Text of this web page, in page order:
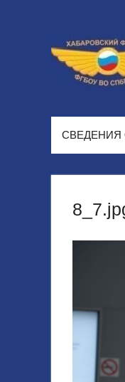
СВЕДЕНИЯ